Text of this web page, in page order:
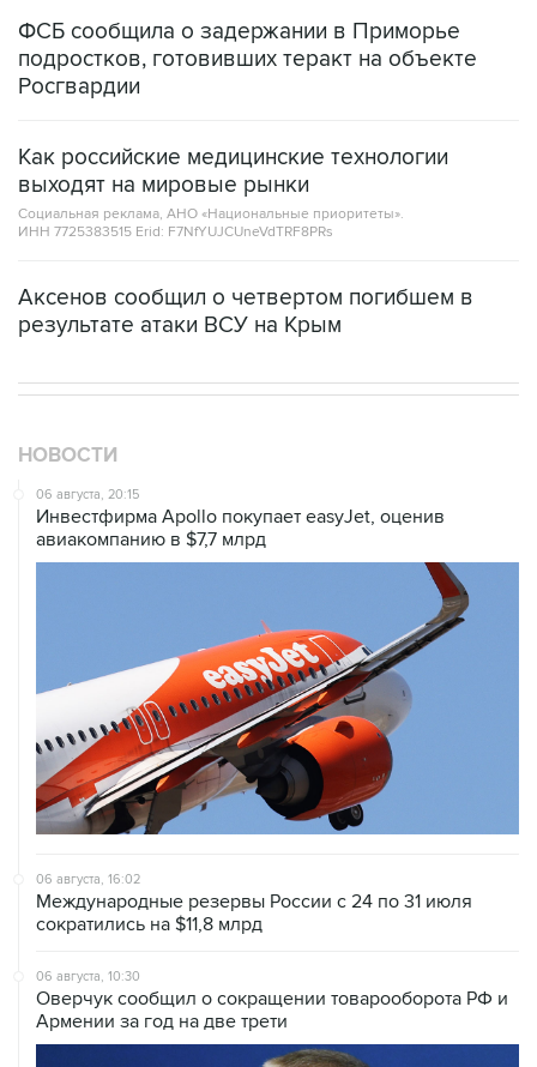
ФСБ сообщила о задержании в Приморье
подростков, готовивших теракт на объекте
Росгвардии
Как российские медицинские технологии
выходят на мировые рынки
Социальная реклама, АНО «Национальные приоритеты».
ИНН 7725383515 Erid: F7NfYUJCUneVdTRF8PRs
Аксенов сообщил о четвертом погибшем в
результате атаки ВСУ на Крым
НОВОСТИ
06 августа, 20:15
Инвестфирма Apollo покупает easyJet, оценив
авиакомпанию в $7,7 млрд
06 августа, 16:02
Международные резервы России с 24 по 31 июля
сократились на $11,8 млрд
06 августа, 10:30
Оверчук сообщил о сокращении товарооборота РФ и
Армении за год на две трети